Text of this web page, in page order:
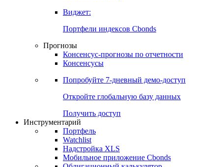
Виджет:
Портфели индексов Cbonds
Прогнозы
Консенсус-прогнозы по отчетности
Консенсусы
Попробуйте 7-дневный демо-доступ
Откройте глобальную базу данных
Получить доступ
Инструментарий
Портфель
Watchlist
Надстройка XLS
Мобильное приложение Cbonds